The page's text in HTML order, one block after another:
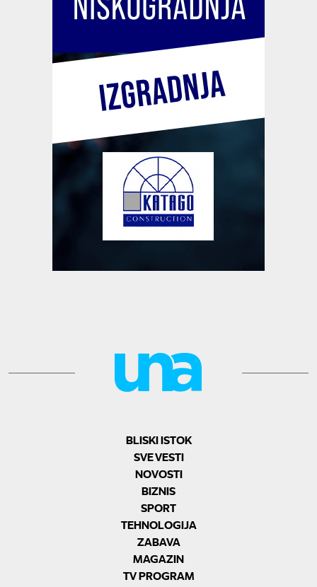
BLISKI ISTOK
SVE VESTI
NOVOSTI
BIZNIS
SPORT
TEHNOLOGIJA
ZABAVA
MAGAZIN
TV PROGRAM